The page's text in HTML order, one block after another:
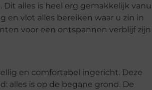
alles is heel erg gemakkelijk
en vlot alles bereiken waar u zin in
voor een ontspannen verblijf zijn
en comfortabel ingericht. Deze
alles is op de begane grond. De